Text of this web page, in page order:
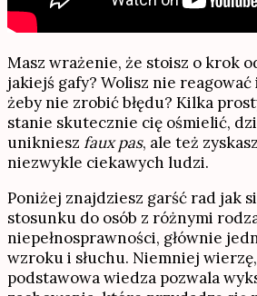
Masz wrażenie, że stoisz o krok
jakiejś gafy? Wolisz nie reagować
żeby nie zrobić błędu? Kilka
stanie skutecznie cię ośmielić,
unikniesz faux pas, ale też
niezwykle ciekawych ludzi.
Poniżej znajdziesz garść rad jak
stosunku do osób z różnymi
niepełnosprawności, głównie
wzroku i słuchu. Niemniej
podstawowa wiedza pozwala